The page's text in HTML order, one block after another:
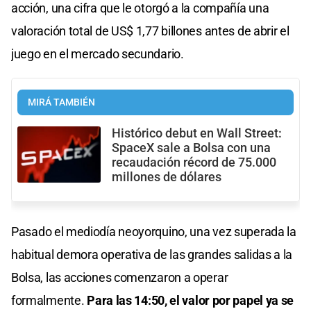
acción, una cifra que le otorgó a la compañía una
valoración total de US$ 1,77 billones antes de abrir el
juego en el mercado secundario.
MIRÁ TAMBIÉN
Histórico debut en Wall Street:
SpaceX sale a Bolsa con una
recaudación récord de 75.000
millones de dólares
Pasado el mediodía neoyorquino, una vez superada la
habitual demora operativa de las grandes salidas a la
Bolsa, las acciones comenzaron a operar
formalmente. Para las 14:50, el valor por papel ya se